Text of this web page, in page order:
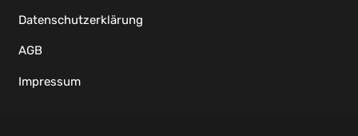
Datenschutzerklärung
AGB
Impressum